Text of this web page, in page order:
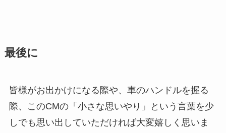
最後に
皆様がお出かけになる際や、車のハンドルを握る
際、このCMの「小さな思いやり」という言葉を少
しでも思い出していただければ大変嬉しく思いま